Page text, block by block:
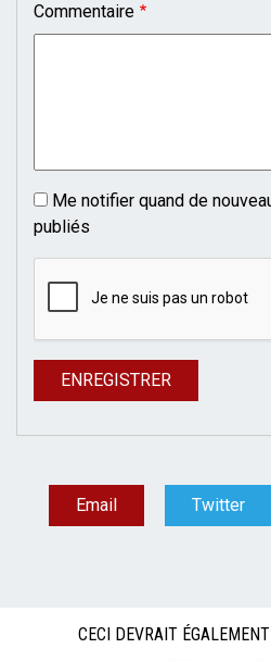
Commentaire
Me notifier quand de
publiés
Email Twitter
CECI DEVRAIT